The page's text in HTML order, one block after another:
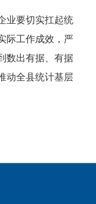
业要切实扛起统
际工作成效，严
数出有据、有据
动全县统计基层